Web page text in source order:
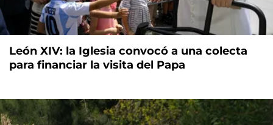
León XIV: la Iglesia convocó a una colecta
para financiar la visita del Papa